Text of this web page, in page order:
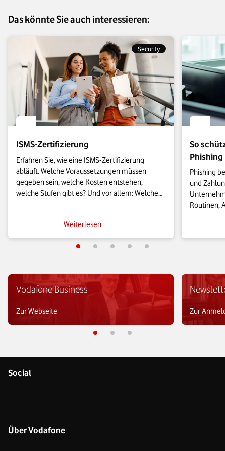
Das könnte Sie auch interessieren:
Security
ISMS-Zertifizierung
Erfahren Sie, wie eine ISMS-Zertifizierung
abläuft. Welche Voraussetzungen müssen
gegeben sein, welche Kosten entstehen,
welche Stufen gibt es? Und vor allem: Welchen
Weiterlesen
So
Phishing
Phishing
und
Routinen,
effektiv
Vodafone Business
Zur Webseite Zur
Social
Über Vodafone